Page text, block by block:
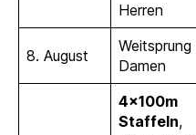
Herren
8. August
Weitsprung
Damen
4x100m
Staffeln,